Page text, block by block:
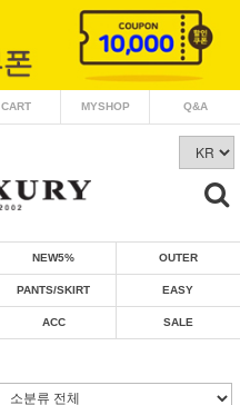
CART MYSHOP Q&A
NEW5% OUTER
PANTS/SKIRT EASY
ACC SALE